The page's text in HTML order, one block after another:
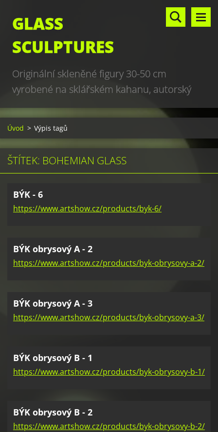
GLASS
SCULPTURES
Originální skleněné figury 30-50 cm
vyrobené na sklářském kahanu, autorský
design, hand made, art glass sculptures,
world unique production
Úvod > Výpis tagů
ŠTÍTEK: BOHEMIAN GLASS
BÝK - 6
https://www.artshow.cz/products/byk-6/
BÝK obrysový A - 2
https://www.artshow.cz/products/byk-obrysovy-a-2/
BÝK obrysový A - 3
https://www.artshow.cz/products/byk-obrysovy-a-3/
BÝK obrysový B - 1
https://www.artshow.cz/products/byk-obrysovy-b-1/
BÝK obrysový B - 2
https://www.artshow.cz/products/byk-obrysovy-b-2/